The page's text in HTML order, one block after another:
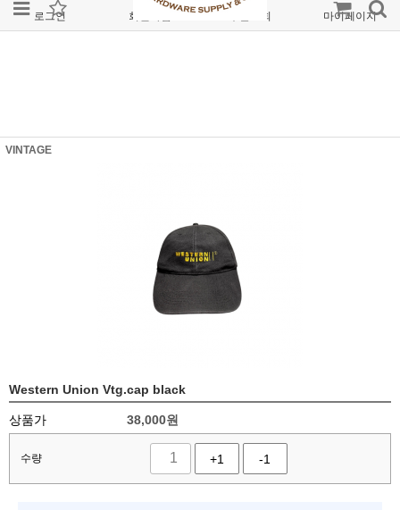
로그인 회원가입 주문조회 마이페이지
VINTAGE
Western Union Vtg.cap black
상품가 38,000원
수량 +1 -1